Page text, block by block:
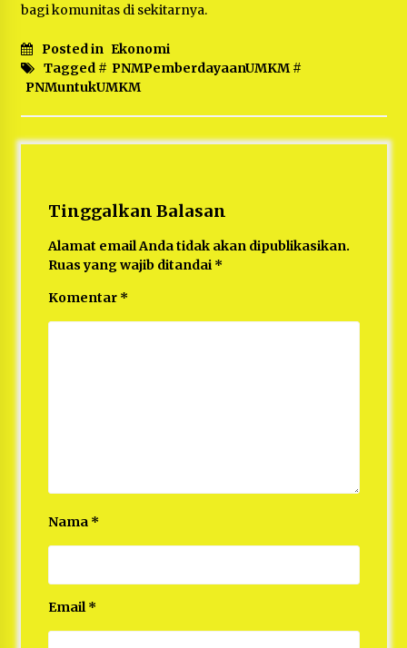
bagi komunitas di sekitarnya.
Posted in Ekonomi
Tagged # PNMPemberdayaanUMKM#
PNMuntukUMKM
Tinggalkan Balasan
Alamat email Anda tidak akan dipublikasikan.
Ruas yang wajib ditandai *
Komentar *
Nama *
Email*